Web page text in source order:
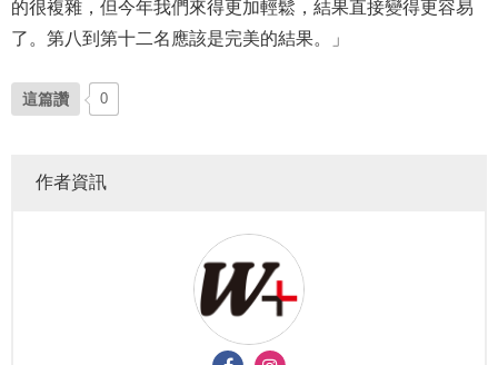
的很複雜，但今年我們來得更加輕鬆，結果直接變得更容易
了。第八到第十二名應該是完美的結果。」
這篇讚 0
作者資訊